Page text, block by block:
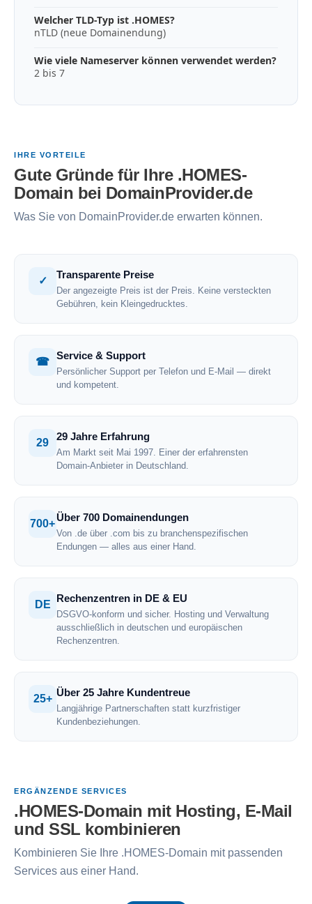
Welcher TLD-Typ ist .HOMES?
nTLD (neue Domainendung)
Wie viele Nameserver können verwendet werden?
2 bis 7
IHRE VORTEILE
Gute Gründe für Ihre .HOMES-
Domain bei DomainProvider.de
Was Sie von DomainProvider.de erwarten können.
✓
Transparente Preise
Der angezeigte Preis ist der Preis. Keine versteckten
Gebühren, kein Kleingedrucktes.
☎
Service & Support
Persönlicher Support per Telefon und E-Mail — direkt
und kompetent.
29
29 Jahre Erfahrung
Am Markt seit Mai 1997. Einer der erfahrensten
Domain-Anbieter in Deutschland.
700+
Über 700 Domainendungen
Von .de über .com bis zu branchenspezifischen
Endungen — alles aus einer Hand.
DE
Rechenzentren in DE & EU
DSGVO-konform und sicher. Hosting und Verwaltung
ausschließlich in deutschen und europäischen
Rechenzentren.
25+
Über 25 Jahre Kundentreue
Langjährige Partnerschaften statt kurzfristiger
Kundenbeziehungen.
ERGÄNZENDE SERVICES
.HOMES-Domain mit Hosting, E-Mail
und SSL kombinieren
Kombinieren Sie Ihre .HOMES-Domain mit passenden
Services aus einer Hand.